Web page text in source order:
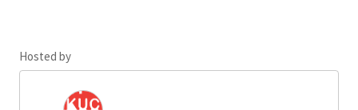
Hosted by